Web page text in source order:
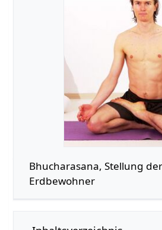
Bhucharasana, Stellung der
Erdbewohner